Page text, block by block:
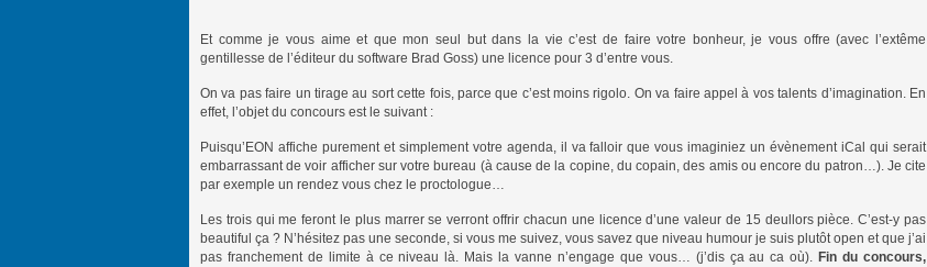
Et comme je vous aime et que mon seul but dans la vie c’est de faire votre bonheur, je vous offre (avec l’extême
gentillesse de l’éditeur du software Brad Goss) une licence pour 3 d’entre vous.
On va pas faire un tirage au sort cette fois, parce que c’est moins rigolo. On va faire appel à vos talents d’imagination. En
effet, l’objet du concours est le suivant :
Puisqu’EON affiche purement et simplement votre agenda, il va falloir que vous imaginiez un évènement iCal qui serait
embarrassant de voir afficher sur votre bureau (à cause de la copine, du copain, des amis ou encore du patron…). Je cite
par exemple un rendez vous chez le proctologue…
Les trois qui me feront le plus marrer se verront offrir chacun une licence d’une valeur de 15 deullors pièce. C’est-y pas
beautiful ça ? N’hésitez pas une seconde, si vous me suivez, vous savez que niveau humour je suis plutôt open et que j’ai
pas franchement de limite à ce niveau là. Mais la vanne n’engage que vous… (j’dis ça au ca où). Fin du concours,